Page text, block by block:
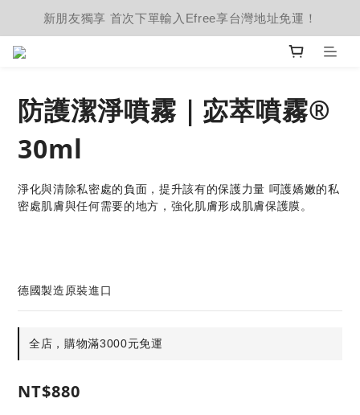
新朋友獨享 首次下單輸入Efree享台灣地址免運！
防護潔淨噴霧｜宓萃噴霧®
30ml
淨化與清除私密處的負面，提升該有的保護力量 呵護嬌嫩的私
密處肌膚與任何需要的地方，強化肌膚形成肌膚保護膜。
德國製造原裝進口
全店，購物滿3000元免運
NT$880